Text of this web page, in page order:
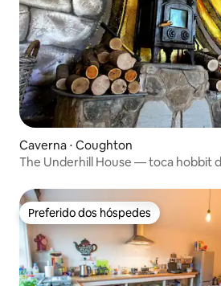
Caverna ⋅ Coughton
The Underhill House — toca hobbit
Preferido dos hóspedes
Preferido dos hóspedes